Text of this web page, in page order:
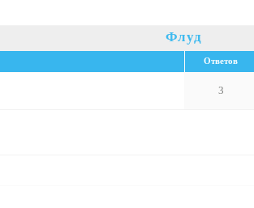
Флуд
Ответов
3